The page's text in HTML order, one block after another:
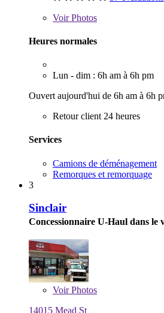
VoirPhotos
Heures normales
Lun - dim : 6h am à 6h pm
Ouvert aujourd'hui de 6h am à 6h
Retour client 24 heures
Services
Camions de déménagement
Remorques et remorquage
3
Sinclair
Concessionnaire U-Haul dans le
VoirPhotos
14015 Mead St